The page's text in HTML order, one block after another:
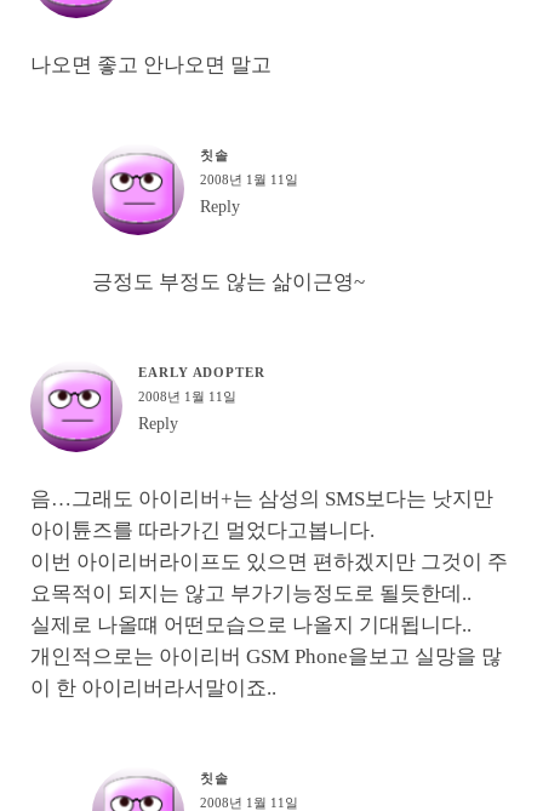
나오면 좋고 안나오면 말고
칫솔
2008년 1월 11일
Reply
긍정도 부정도 않는 삶이근영~
EARLY ADOPTER
2008년 1월 11일
Reply
음…그래도 아이리버+는 삼성의 SMS보다는 낫지만
아이튠즈를 따라가긴 멀었다고봅니다.
이번 아이리버라이프도 있으면 편하겠지만 그것이 주
요목적이 되지는 않고 부가기능정도로 될듯한데..
실제로 나올떄 어떤모습으로 나올지 기대됩니다..
개인적으로는 아이리버 GSM Phone을보고 실망을 많
이 한 아이리버라서말이죠..
칫솔
2008년 1월 11일